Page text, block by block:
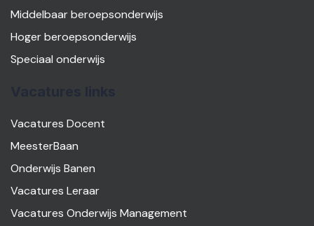
Middelbaar beroepsonderwijs
Hoger beroepsonderwijs
Speciaal onderwijs
Vacatures Docent
MeesterBaan
Onderwijs Banen
Vacatures Leraar
Vacatures Onderwijs Management